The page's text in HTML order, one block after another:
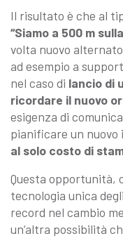
Il risultato è che al
“Siamo a 500 m
volta nuovo
ad esempio a
nel caso di lancio di
ricordare il nuovo
esigenza di
pianificare un
al solo costo di
Questa opportunità,
tecnologia unica
record nel cambio
un’altra possibilità